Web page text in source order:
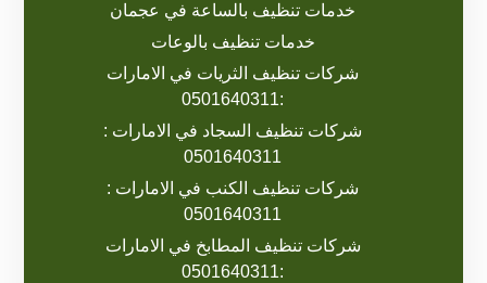
خدمات تنظيف بالساعة في عجمان
خدمات تنظيف بالوعات
شركات تنظيف الثريات في الامارات
:0501640311
شركات تنظيف السجاد في الامارات :
0501640311
شركات تنظيف الكنب في الامارات :
0501640311
شركات تنظيف المطابخ في الامارات
:0501640311